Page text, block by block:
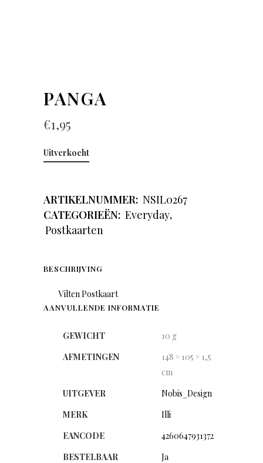
PANGA
€1,95
Uitverkocht
ARTIKELNUMMER: NSIL0267
CATEGORIEËN: Everyday,
Postkaarten
BESCHRIJVING
Vilten Postkaart
AANVULLENDE INFORMATIE
GEWICHT
10 g
AFMETINGEN
148 × 105 × 1,5
cm
UITGEVER
Nobis_Design
MERK
Illi
EANCODE
4260647931372
BESTELBAAR
Ja